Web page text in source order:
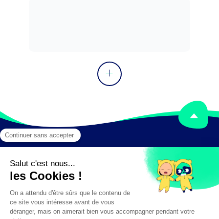
Mentions légales